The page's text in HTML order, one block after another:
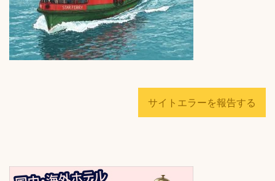
サイトエラーを報告する